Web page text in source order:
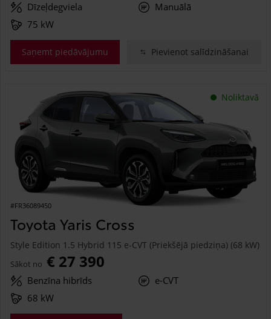
Dīzeļdegviela
Manuālā
75 kW
Saņemt piedāvājumu Pievienot salīdzināšanai
Noliktavā
#FR36089450
Toyota Yaris Cross
Style Edition 1.5 Hybrid 115 e-CVT (Priekšējā piedziņa) (68 kW)
Sākot no € 27 390
Benzīna hibrīds
e-CVT
68 kW